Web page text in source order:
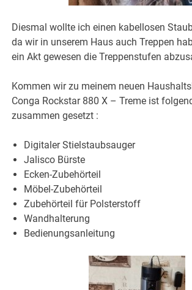
Diesmal wollte ich einen kabellosen
da wir in unserem Haus auch Treppen
ein Akt gewesen die Treppenstufen
Kommen wir zu meinem neuen
Conga Rockstar 880 X – Treme ist
zusammen gesetzt :
Digitaler Stielstaubsauger
Jalisco Bürste
Ecken-Zubehörteil
Möbel-Zubehörteil
Zubehörteil für Polsterstoff
Wandhalterung
Bedienungsanleitung